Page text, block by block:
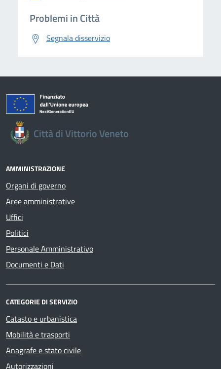
Problemi in Città
Segnala disservizio
Città di Vittorio Veneto
AMMINISTRAZIONE
Organi di governo
Aree amministrative
Uffici
Politici
Personale Amministrativo
Documenti e Dati
CATEGORIE DI SERVIZIO
Catasto e urbanistica
Mobilità e trasporti
Anagrafe e stato civile
Autorizzazioni